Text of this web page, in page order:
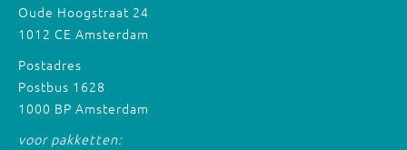
Oude Hoogstraat 24
1012 CE Amsterdam
Postadres
Postbus 1628
1000 BP Amsterdam
voor pakketten: